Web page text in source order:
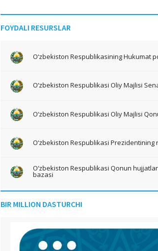
FOYDALI RESURSLAR
O‘zbekiston Respublikasining Hukumat
O‘zbekiston Respublikasi Oliy Majlisi
O‘zbekiston Respublikasi Oliy Majlisi
O‘zbekiston Respublikasi Prezidentining
O‘zbekiston Respublikasi Qonun
bazasi
BIR MILLION DASTURCHI